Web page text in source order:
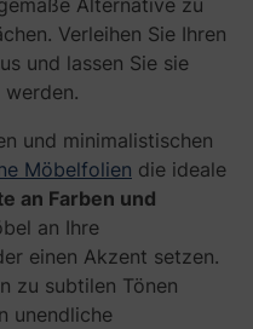
Verleihen Sie Ihren
und lassen Sie sie
werden.
und minimalistischen
Möbelfolien die ideale
an Farben und
an Ihre
einen Akzent setzen.
zu subtilen Tönen
unendliche